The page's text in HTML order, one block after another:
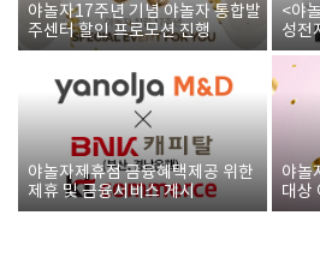
야놀자17주년 기념 야놀자 통합발
주센터 할인 프로모션 진행
<야
성전
야놀자제휴점 금융혜택제공 위한
제휴 및 금융서비스 게시
야놀
대상
폰